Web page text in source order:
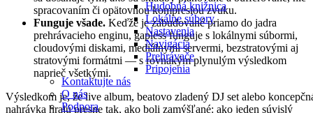
Hudobná knižnica
Lokálne súbory
Nastavenia
Navigácia
Prehrávače
Pripojenia
Kontaktujte nás
O nás
Podpora
spracovaním či opätovnou kompresiou zvuku.
Funguje všade. Keďže je zabudované priamo do jadra
prehrávacieho enginu, gapless funguje s lokálnymi súbormi,
cloudovými diskami, mediálnymi servermi, bezstratovými aj
stratovými formátmi — s rovnakým plynulým výsledkom
naprieč všetkými.
Výsledkom je, že live album, beatovo zladený DJ set alebo
nahrávka hrajú presne tak, ako boli zamýšľané: ako jeden súvislý